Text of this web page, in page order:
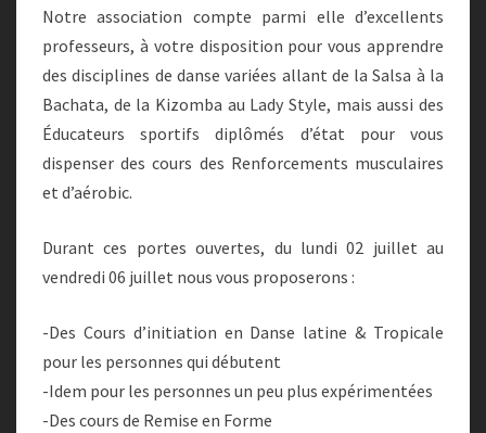
Notre association compte parmi elle d’excellents
professeurs, à votre disposition pour vous apprendre
des disciplines de danse variées allant de la Salsa à la
Bachata, de la Kizomba au Lady Style, mais aussi des
Éducateurs sportifs diplômés d’état pour vous
dispenser des cours des Renforcements musculaires
et d’aérobic.
Durant ces portes ouvertes, du lundi 02 juillet au
vendredi 06 juillet nous vous proposerons :
-Des Cours d’initiation en Danse latine & Tropicale
pour les personnes qui débutent
-Idem pour les personnes un peu plus expérimentées
-Des cours de Remise en Forme